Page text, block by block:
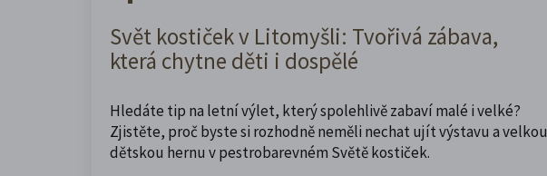
Svět kostiček v Litomyšli: Tvořivá zábava,
která chytne děti i dospělé
Hledáte tip na letní výlet, který spolehlivě zabaví malé i velké?
Zjistěte, proč byste si rozhodně neměli nechat ujít výstavu a velkou
dětskou hernu v pestrobarevném Světě kostiček.